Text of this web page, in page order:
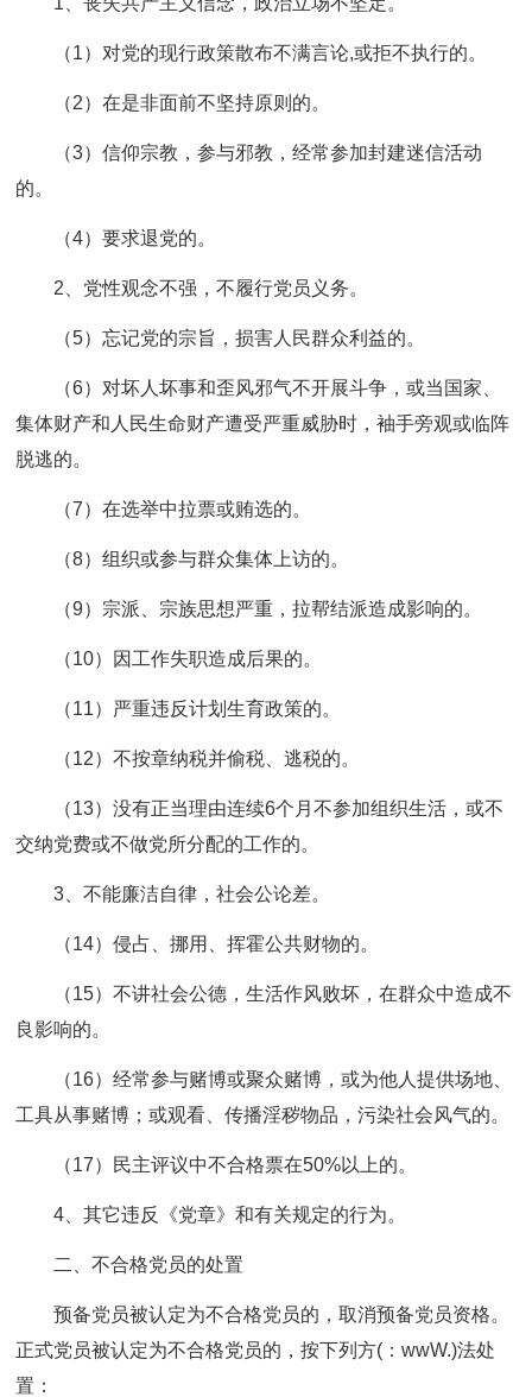
（1）对党的现行政策散布不满言论,或拒不执行的。
（2）在是非面前不坚持原则的。
（3）信仰宗教，参与邪教，经常参加封建迷信活动
的。
（4）要求退党的。
2、党性观念不强，不履行党员义务。
（5）忘记党的宗旨，损害人民群众利益的。
（6）对坏人坏事和歪风邪气不开展斗争，或当国家、
集体财产和人民生命财产遭受严重威胁时，袖手旁观或临阵
脱逃的。
（7）在选举中拉票或贿选的。
（8）组织或参与群众集体上访的。
（9）宗派、宗族思想严重，拉帮结派造成影响的。
（10）因工作失职造成后果的。
（11）严重违反计划生育政策的。
（12）不按章纳税并偷税、逃税的。
（13）没有正当理由连续6个月不参加组织生活，或不
交纳党费或不做党所分配的工作的。
3、不能廉洁自律，社会公论差。
（14）侵占、挪用、挥霍公共财物的。
（15）不讲社会公德，生活作风败坏，在群众中造成不
良影响的。
（16）经常参与赌博或聚众赌博，或为他人提供场地、
工具从事赌博；或观看、传播淫秽物品，污染社会风气的。
（17）民主评议中不合格票在50%以上的。
4、其它违反《党章》和有关规定的行为。
二、不合格党员的处置
预备党员被认定为不合格党员的，取消预备党员资格。
正式党员被认定为不合格党员的，按下列方(：wwW.)法处
置：